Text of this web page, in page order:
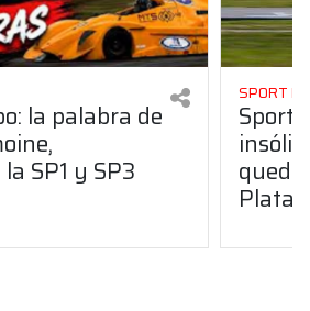
la palabra de
SP1 y SP3
SPORT
Sport
Plata